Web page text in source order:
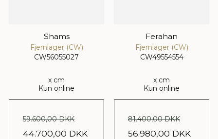
Shams
Fjernlager (CW)
CW56055027
x cm
Kun online
59.600,00 DKK
44.700,00 DKK
Ferahan
Fjernlager (CW)
CW49554554
x cm
Kun online
81.400,00 DKK
56.980,00 DKK